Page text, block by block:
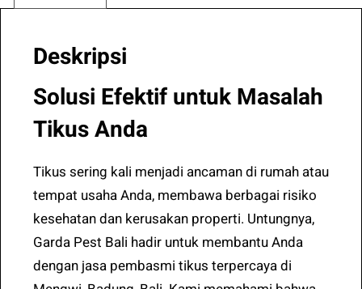
Deskripsi
Solusi Efektif untuk Masalah
Tikus Anda
Tikus sering kali menjadi ancaman di rumah atau
tempat usaha Anda, membawa berbagai risiko
kesehatan dan kerusakan properti. Untungnya,
Garda Pest Bali hadir untuk membantu Anda
dengan jasa pembasmi tikus terpercaya di